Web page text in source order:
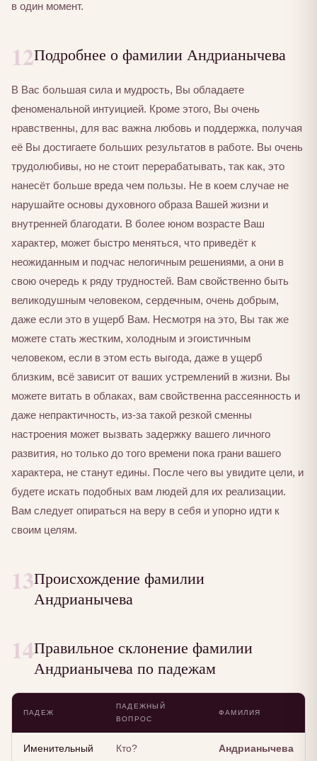
в один момент.
12Подробнее о фамилии Андрианычева
В Вас большая сила и мудрость, Вы обладаете
феноменальной интуицией. Кроме этого, Вы очень
нравственны, для вас важна любовь и поддержка, получая
её Вы достигаете больших результатов в работе. Вы очень
трудолюбивы, но не стоит перерабатывать, так как, это
нанесёт больше вреда чем пользы. Не в коем случае не
нарушайте основы духовного образа Вашей жизни и
внутренней благодати. В более юном возрасте Ваш
характер, может быстро меняться, что приведёт к
неожиданным и подчас нелогичным решениями, а они в
свою очередь к ряду трудностей. Вам свойственно быть
великодушным человеком, сердечным, очень добрым,
даже если это в ущерб Вам. Несмотря на это, Вы так же
можете стать жестким, холодным и эгоистичным
человеком, если в этом есть выгода, даже в ущерб
близким, всё зависит от ваших устремлений в жизни. Вы
можете витать в облаках, вам свойственна рассеянность и
даже непрактичность, из-за такой резкой сменны
настроения может вызвать задержку вашего личного
развития, но только до того времени пока грани вашего
характера, не станут едины. После чего вы увидите цели, и
будете искать подобных вам людей для их реализации.
Вам следует опираться на веру в себя и упорно идти к
своим целям.
13Происхождение фамилии
Андрианычева
14Правильное склонение фамилии
Андрианычева по падежам
ПАДЕЖ
ПАДЕЖНЫЙ
ВОПРОС
ФАМИЛИЯ
Именительный Кто? Андрианычева